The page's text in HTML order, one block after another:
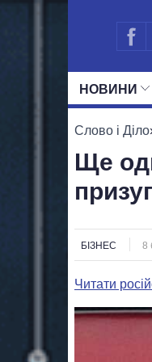
НОВИНИ
Слово і Діло
Ще
БІЗНЕС 8
Читати